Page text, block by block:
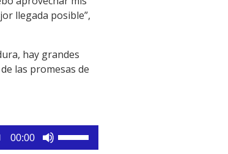
llegada posible”,
hay grandes
las promesas de
00:00